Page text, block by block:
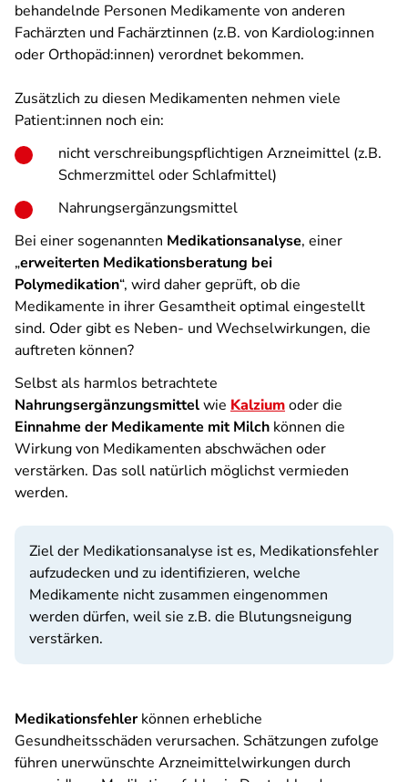
behandelnde Personen Medikamente von anderen
Fachärzten und Fachärztinnen (z.B. von Kardiolog:innen
oder Orthopäd:innen) verordnet bekommen.
Zusätzlich zu diesen Medikamenten nehmen viele
Patient:innen noch ein:
nicht verschreibungspflichtigen Arzneimittel (z.B.
Schmerzmittel oder Schlafmittel)
Nahrungsergänzungsmittel
Bei einer sogenannten Medikationsanalyse, einer
„erweiterten Medikationsberatung bei
Polymedikation“, wird daher geprüft, ob die
Medikamente in ihrer Gesamtheit optimal eingestellt
sind. Oder gibt es Neben- und Wechselwirkungen, die
auftreten können?
Selbst als harmlos betrachtete
Nahrungsergänzungsmittelwie Kalziumoder die
Einnahme der Medikamente mit Milch können die
Wirkung von Medikamenten abschwächen oder
verstärken. Das soll natürlich möglichst vermieden
werden.
Ziel der Medikationsanalyse ist es, Medikationsfehler
aufzudecken und zu identifizieren, welche
Medikamente nicht zusammen eingenommen
werden dürfen, weil sie z.B. die Blutungsneigung
verstärken.
Medikationsfehlerkönnen erhebliche
Gesundheitsschäden verursachen. Schätzungen zufolge
führen unerwünschte Arzneimittelwirkungen durch